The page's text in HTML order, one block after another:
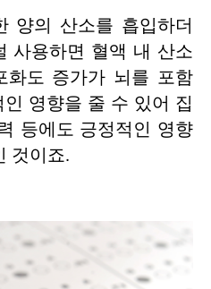
양의 산소를 흡입하더
사용하면 혈액 내 산소
화도 증가가 뇌를 포함
영향을 줄 수 있어 집
등에도 긍정적인 영향
것이죠.